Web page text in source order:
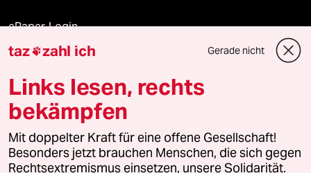
ePaper Login
Downloads für Abonnierende
© 2026 taz Verlags und Vertriebs GmbH
Alle Rechte vorbehalten. Bei rechtlichen Fragen oder für Genehmigungen
wenden Sie sich bitte an
lizenzen@taz.de
taz zahl ich Gerade nicht
Links lesen, rechts
bekämpfen
Mit doppelter Kraft für eine offene Gesellschaft!
Besonders jetzt brauchen Menschen, die sich gegen
Rechtsextremismus einsetzen, unsere Solidarität.